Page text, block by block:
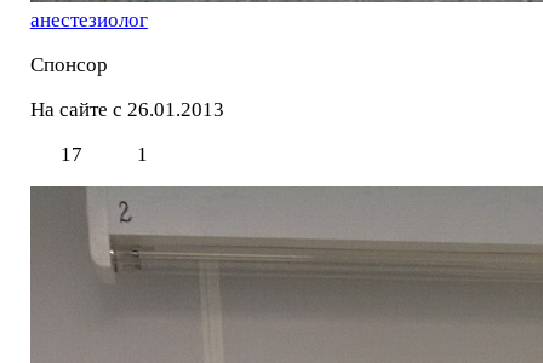
анестезиолог
Спонсор
На сайте с 26.01.2013
17
1